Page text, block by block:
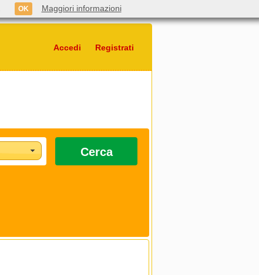
Accedi Registrati
Cerca
OK Maggiori informazioni